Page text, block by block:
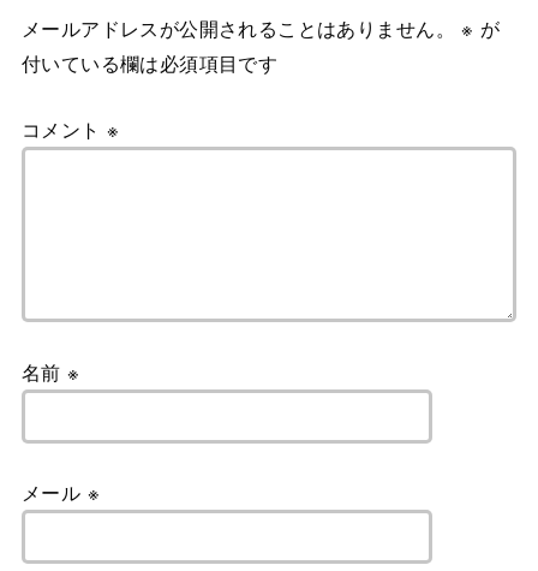
メールアドレスが公開されることはありません。 ※ が
付いている欄は必須項目です
コメント ※
名前※
メール ※